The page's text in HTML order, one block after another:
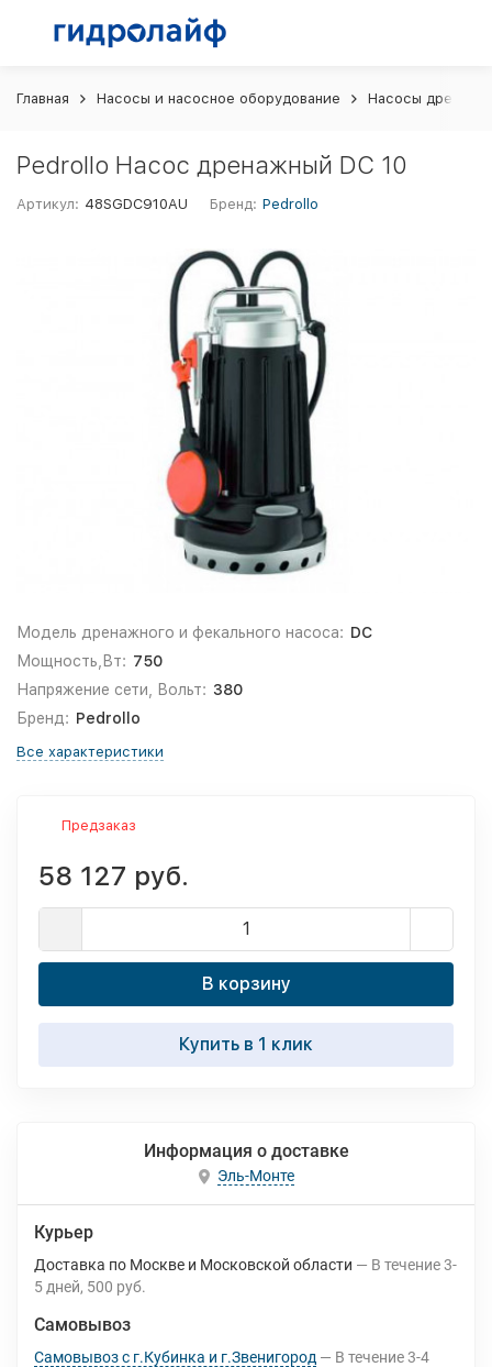
Главная Насосы и насосное оборудование Насосы
Pedrollo Насос дренажный DC 10
Артикул: 48SGDC910AU Бренд: Pedrollo
Модель дренажного и фекального насоса: DC
Мощность,Вт: 750
Напряжение сети, Вольт: 380
Бренд: Pedrollo
Все характеристики
Предзаказ
58 127 руб.
В корзину
Купить в 1 клик
Информация о доставке
Эль-Монте
Курьер
Доставка по Москве и Московской области В течение3-
5 дней 500 руб.
Самовывоз
Самовывоз с г.Кубинка и г.Звенигород В течение3-4